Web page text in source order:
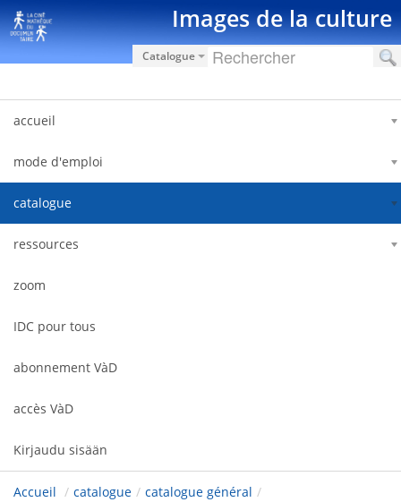
Hyppää sisältöön Images de la culture
Catalogue
accueil
mode d'emploi
catalogue
ressources
zoom
IDC pour tous
abonnement VàD
accès VàD
Kirjaudu sisään
Accueil / catalogue / catalogue général /